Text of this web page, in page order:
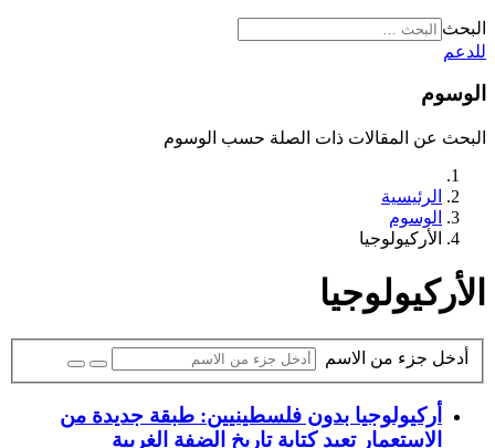
البحث
للدعم
الوسوم
البحث عن المقالات ذات الصلة حسب الوسوم
الرئيسية
الوسوم
الأركيولوجيا
الأركيولوجيا
أدخل جزء من الاسم
أركيولوجيا بدون فلسطينيين: طبقة جديدة من
الاستعمار تعيد كتابة تاريخ الضفة الغربية